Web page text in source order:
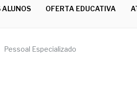
ALUNOS OFERTA EDUCATIVA
Pessoal Especializado